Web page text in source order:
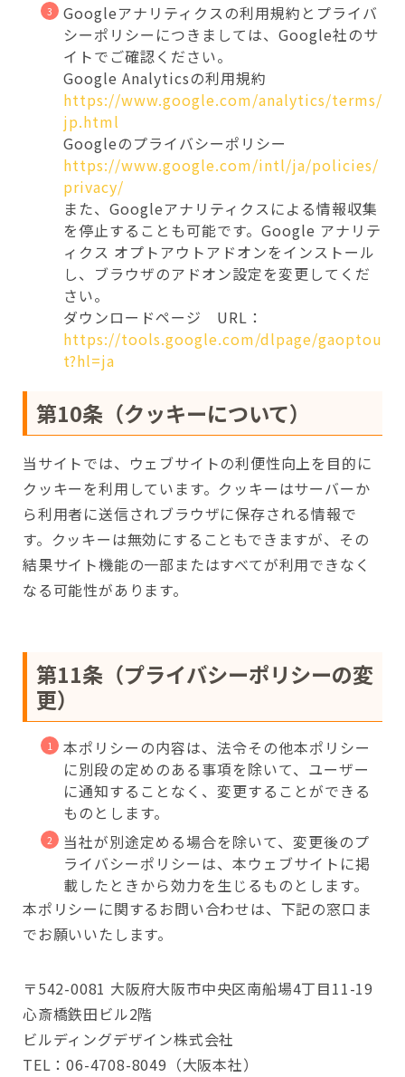
Googleアナリティクスの利用規約とプライバ
シーポリシーにつきましては、Google社のサ
イトでご確認ください。
Google Analyticsの利用規約
https://www.google.com/analytics/terms/
jp.html
Googleのプライバシーポリシー
https://www.google.com/intl/ja/policies/
privacy/
また、Googleアナリティクスによる情報収集
を停止することも可能です。Google アナリテ
ィクス オプトアウトアドオンをインストール
し、ブラウザのアドオン設定を変更してくだ
さい。
ダウンロードページ URL：
https://tools.google.com/dlpage/gaoptou
t?hl=ja
第10条（クッキーについて）
当サイトでは、ウェブサイトの利便性向上を目的に
クッキーを利用しています。クッキーはサーバーか
ら利用者に送信されブラウザに保存される情報で
す。クッキーは無効にすることもできますが、その
結果サイト機能の一部またはすべてが利用できなく
なる可能性があります。
第11条（プライバシーポリシーの変
更）
本ポリシーの内容は、法令その他本ポリシー
に別段の定めのある事項を除いて、ユーザー
に通知することなく、変更することができる
ものとします。
当社が別途定める場合を除いて、変更後のプ
ライバシーポリシーは、本ウェブサイトに掲
載したときから効力を生じるものとします。
本ポリシーに関するお問い合わせは、下記の窓口ま
でお願いいたします。
〒542-0081 大阪府大阪市中央区南船場4丁目11-19
心斎橋鉄田ビル2階
ビルディングデザイン株式会社
TEL：06-4708-8049（大阪本社）